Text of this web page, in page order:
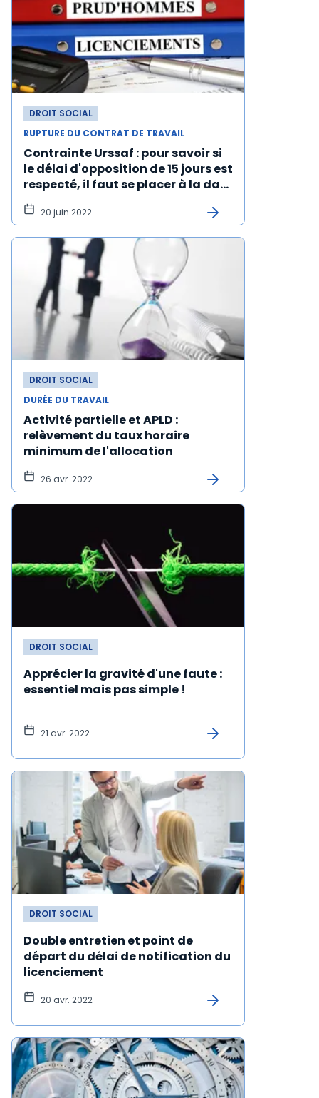
DROIT SOCIAL
RUPTURE DU CONTRAT DE TRAVAIL
Contrainte Urssaf : pour savoir si
le délai d'opposition de 15 jours est
respecté, il faut se placer à la date
d'expédition de la lettre par
le cotisant
20 juin 2022
DROIT SOCIAL
DURÉE DU TRAVAIL
Activité partielle et APLD :
relèvement du taux horaire
minimum de l'allocation
26 avr. 2022
DROIT SOCIAL
Apprécier la gravité d'une faute :
essentiel mais pas simple !
21 avr. 2022
DROIT SOCIAL
Double entretien et point de
départ du délai de notification du
licenciement
20 avr. 2022